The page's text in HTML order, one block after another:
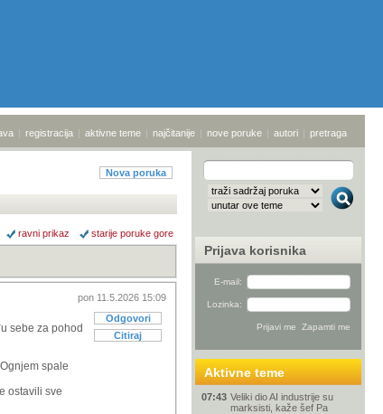
| registracija | aktivne teme | najčitanije | nove poruke | autori | pretraga
Nova poruka
ravni prikaz starije poruke gore
pon 11.5.2026 15:09
Odgovori
Citiraj
sebe za pohod
spale
ostavili sve
Prijava korisnika
E-mail:
Lozinka:
Aktivne teme
07:43 Veliki dio AI industrije su
marksisti, kaže šef Pa